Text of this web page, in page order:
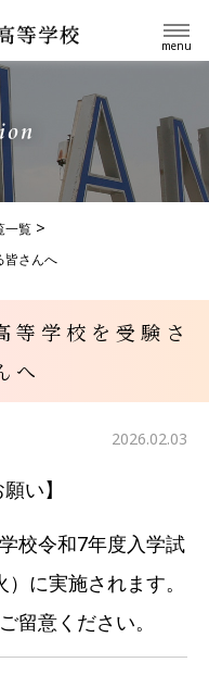
menu
一覧
皆さんへ
等学校を受験さ
へ
2026.02.03
い】
校令和7年度入学試
に実施されます。
留意ください。